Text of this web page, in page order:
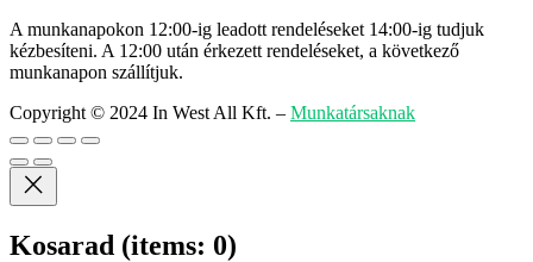
A munkanapokon 12:00-ig leadott rendeléseket 14:00-ig tudjuk
kézbesíteni. A 12:00 után érkezett rendeléseket, a következő
munkanapon szállítjuk.
Copyright © 2024 In West All Kft. – Munkatársaknak
Kosarad (items: 0)